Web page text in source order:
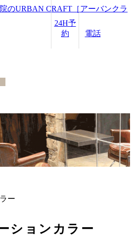
24H予
約
電話
ー
ションカラー